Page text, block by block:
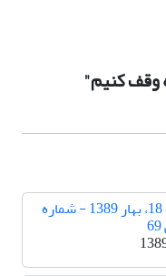
وقف کنیم"
دوره 18، بهار 1389 - شماره